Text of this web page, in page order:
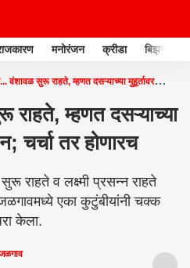
मनोरंजन क्रीडा बिझनेस
वंशावळ सुरू राहते, म्हणत दसऱ्याच्या मुहूर्तावर
म्हणत दसऱ्याच्या
चर्चा तर होणारच
राहते व लक्ष्मी प्रसन्न राहते
एका कुटुंबीयांनी चक्क
केला.